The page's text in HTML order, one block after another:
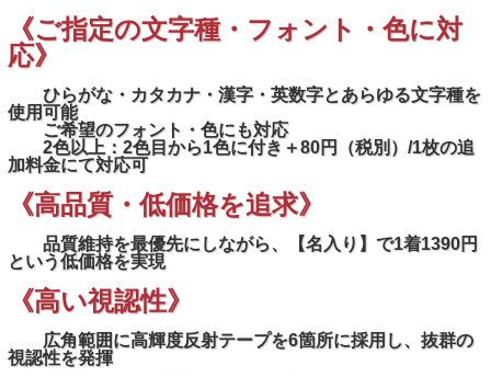
《ご指定の文字種・フォント・色に対
応》
ひらがな・カタカナ・漢字・英数字とあらゆる文字種を
使用可能
ご希望のフォント・色にも対応
2色以上：2色目から1色に付き＋80円（税別）/1枚の追
加料金にて対応可
《高品質・低価格を追求》
品質維持を最優先にしながら、【名入り】で1着1390円
という低価格を実現
《高い視認性》
広角範囲に高輝度反射テープを6箇所に採用し、抜群の
視認性を発揮